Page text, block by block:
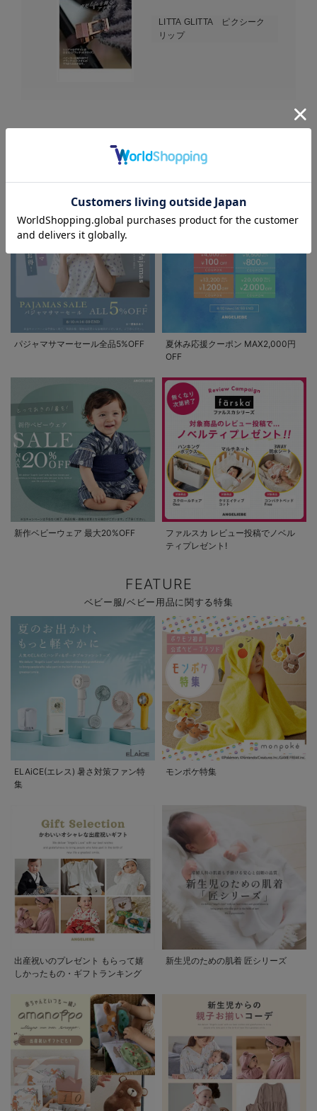
お気に入り商品を確認する
LITTA GLITTA ピクシーク
リップ
EVENT
パジャマサマーセール全品5%OFF
夏休み応援クーポン MAX2,000円
OFF
新作ベビーウェア 最大20%OFF
ファルスカ レビュー投稿でノベル
ティプレゼント!
FEATURE
ベビー服/ベビー用品に関する特集
ELAiCE(エレス) 暑さ対策ファン特
集
モンポケ特集
出産祝いのプレゼント もらって嬉
しかったもの・ギフトランキング
新生児のための肌着 匠シリーズ